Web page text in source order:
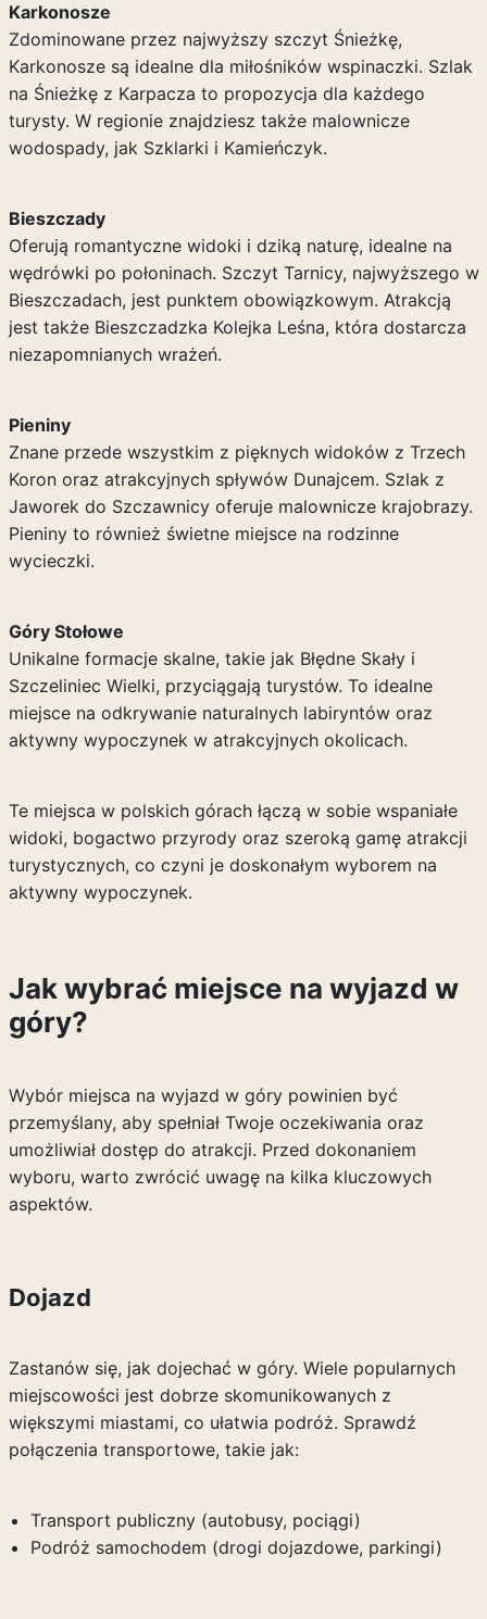
Karkonosze
Zdominowane przez najwyższy szczyt Śnieżkę,
Karkonosze są idealne dla miłośników wspinaczki. Szlak
na Śnieżkę z Karpacza to propozycja dla każdego
turysty. W regionie znajdziesz także malownicze
wodospady, jak Szklarki i Kamieńczyk.
Bieszczady
Oferują romantyczne widoki i dziką naturę, idealne na
wędrówki po połoninach. Szczyt Tarnicy, najwyższego w
Bieszczadach, jest punktem obowiązkowym. Atrakcją
jest także Bieszczadzka Kolejka Leśna, która dostarcza
niezapomnianych wrażeń.
Pieniny
Znane przede wszystkim z pięknych widoków z Trzech
Koron oraz atrakcyjnych spływów Dunajcem. Szlak z
Jaworek do Szczawnicy oferuje malownicze krajobrazy.
Pieniny to również świetne miejsce na rodzinne
wycieczki.
Góry Stołowe
Unikalne formacje skalne, takie jak Błędne Skały i
Szczeliniec Wielki, przyciągają turystów. To idealne
miejsce na odkrywanie naturalnych labiryntów oraz
aktywny wypoczynek w atrakcyjnych okolicach.
Te miejsca w polskich górach łączą w sobie wspaniałe
widoki, bogactwo przyrody oraz szeroką gamę atrakcji
turystycznych, co czyni je doskonałym wyborem na
aktywny wypoczynek.
Jak wybrać miejsce na wyjazd w
góry?
Wybór miejsca na wyjazd w góry powinien być
przemyślany, aby spełniał Twoje oczekiwania oraz
umożliwiał dostęp do atrakcji. Przed dokonaniem
wyboru, warto zwrócić uwagę na kilka kluczowych
aspektów.
Dojazd
Zastanów się, jak dojechać w góry. Wiele popularnych
miejscowości jest dobrze skomunikowanych z
większymi miastami, co ułatwia podróż. Sprawdź
połączenia transportowe, takie jak:
Transport publiczny (autobusy, pociągi)
Podróż samochodem (drogi dojazdowe, parkingi)